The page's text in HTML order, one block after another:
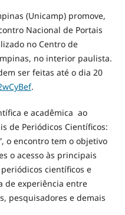
(Unicamp) promove,
Nacional de Portais
no Centro de
no interior paulista.
ser feitas até o dia 20
.
e acadêmica ao
de Periódicos Científicos:
o encontro tem o objetivo
o acesso às principais
científicos e
de experiência entre
pesquisadores e demais